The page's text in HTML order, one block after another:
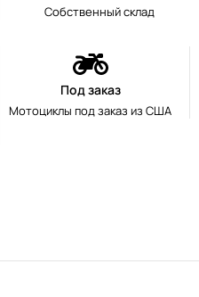
Собственный склад
Под заказ
Мотоциклы под заказ из США